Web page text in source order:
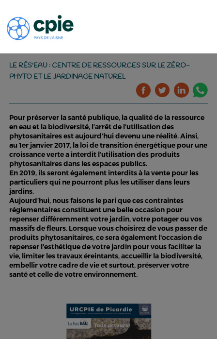
LE RÉS'EAU : CENTRE DE RESSOURCES SUR LE ZÉRO-
PHYTO ET LE JARDINAGE NATUREL
Pour préserver la santé publique, la qualité de la ressource
en eau et la biodiversité, l’arrêt de l’utilisation des
phytosanitaires est aujourd’hui devenu une réalité. Ainsi,
au 1er janvier 2017, la loi de transition énergétique pour une
croissance verte a interdit l’utilisation des produits
phytosanitaires dans les espaces publics.
En 2019, ils seront également interdits à la vente pour les
particuliers qui ne pourront plus les utiliser dans leurs
jardins.
Aujourd’hui, nous faisons le pari que ces contraintes
réglementaires constituent une belle occasion pour
repenser différemment votre jardin, votre potager ou vos
massifs de fleurs. Lorsque vous choisirez de vous passer de
produits phytosanitaires, ce sera également l'occasion de
repenser l'esthétique de votre jardin pour vous faciliter la
vie, limiter les travaux éreintants, accueillir la biodiversité,
embellir votre cadre de vie et surtout, préserver votre
santé et celle de votre environnement.